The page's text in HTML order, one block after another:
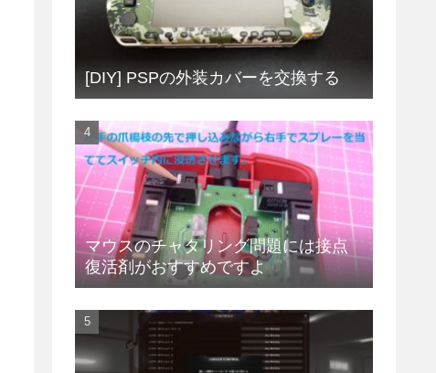
[DIY] PSPの外装カバーを交換する
マウスのチャタリング問題には接点
復活剤がおすすめですよ